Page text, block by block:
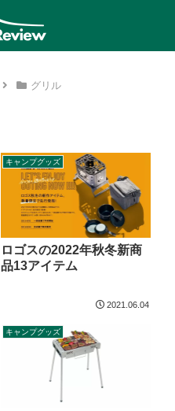
グリル
キャンプグッズ
ロゴスの2022年秋冬新商
品13アイテム
2021.06.04
キャンプグッズ